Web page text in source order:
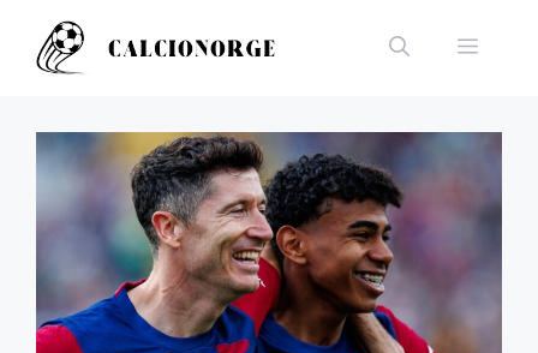
innhold
Meny